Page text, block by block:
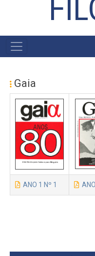
MAIN
Gaia
ANO 1 Nº 1